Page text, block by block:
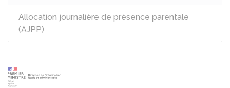
Allocation journalière de présence parentale
(AJPP)